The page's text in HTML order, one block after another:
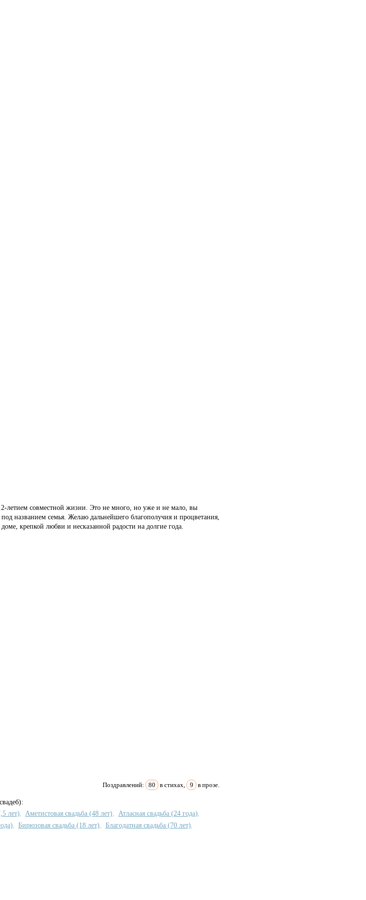
летием совместной жизни. Это не много, но уже и не мало, вы
названием семья. Желаю дальнейшего благополучия и процветания,
крепкой любви и несказанной радости на долгие года.
Поздравлений: 80 в стихах, 9 в прозе.
лет) Аметистовая свадьба (48 лет) Атласная свадьба (24 года)
Бирюзовая свадьба (18 лет) Благодатная свадьба (70 лет)